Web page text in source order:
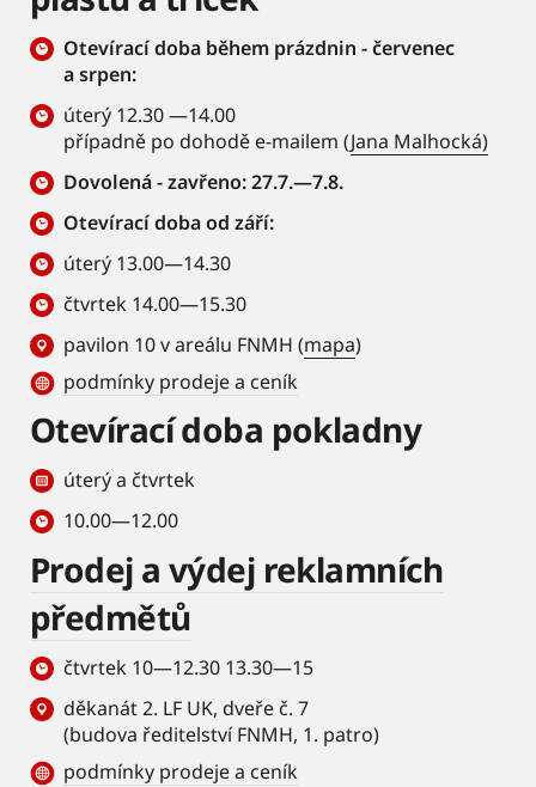
Otevírací doba během prázdnin - červenec
a srpen:
úterý 12.30 —14.00
případně po dohodě e-mailem (Jana Malhocká)
Dovolená - zavřeno: 27.7.—7.8.
Otevírací doba od září:
úterý 13.00—14.30
čtvrtek 14.00—15.30
pavilon 10 v areálu FNMH (mapa)
podmínky prodeje a ceník
Otevírací doba pokladny
úterý a čtvrtek
10.00—12.00
Prodej a výdej reklamních
předmětů
čtvrtek 10—12.30 13.30—15
děkanát 2. LF UK, dveře č. 7
(budova ředitelství FNMH, 1. patro)
podmínky prodeje a ceník